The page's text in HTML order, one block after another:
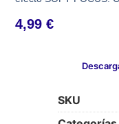
4,99€
SKU